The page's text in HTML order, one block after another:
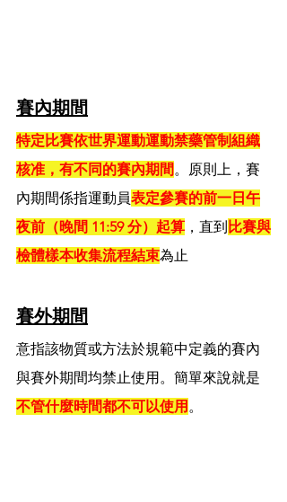
賽內期間
特定比賽依世界運動運動禁藥管制組織
核准，有不同的賽內期間 。原則上，賽
內期間係指運動員表定參賽的前一日午
夜前（晚間 11:59 分）起算 ，直到 比賽與
檢體樣本收集流程結束為止
賽外期間
意指該物質或方法於規範中定義的賽內
與賽外期間均禁止使用。簡單來說就是
不管什麼時間都不可以使用 。